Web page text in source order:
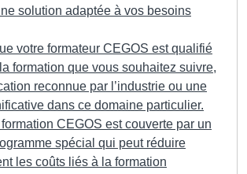
solution adaptée à vos besoins
votre formateur CEGOS est qualifié
formation que vous souhaitez suivre,
reconnue par l’industrie ou une
dans ce domaine particulier.
CEGOS est couverte par un
spécial qui peut réduire
les coûts liés à la formation